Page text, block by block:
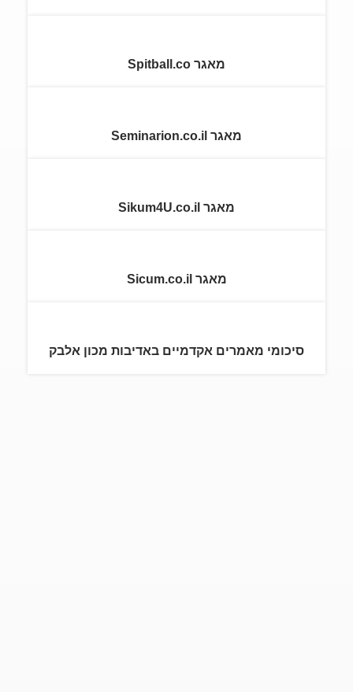
מאגר Spitball.co
מאגר Seminarion.co.il
מאגר Sikum4U.co.il
מאגר Sicum.co.il
סיכומי מאמרים אקדמיים באדיבות מכון אלבק